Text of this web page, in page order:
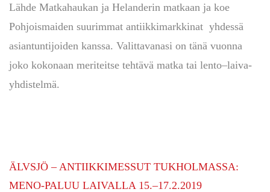
Lähde Matkahaukan ja Helanderin matkaan ja koe
Pohjoismaiden suurimmat antiikkimarkkinat yhdessä
asiantuntijoiden kanssa. Valittavanasi on tänä vuonna
joko kokonaan meriteitse tehtävä matka tai lento–laiva-
yhdistelmä.
ÄLVSJÖ – ANTIIKKIMESSUT TUKHOLMASSA:
MENO-PALUU LAIVALLA 15.–17.2.2019